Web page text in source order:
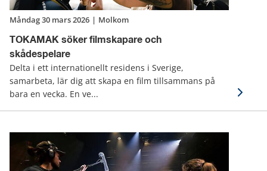
måndag 30 mars 2026 | Molkom
TOKAMAK söker filmskapare och
skådespelare
Delta i ett internationellt residens i Sverige,
samarbeta, lär dig att skapa en film tillsammans på
bara en vecka. En ve...